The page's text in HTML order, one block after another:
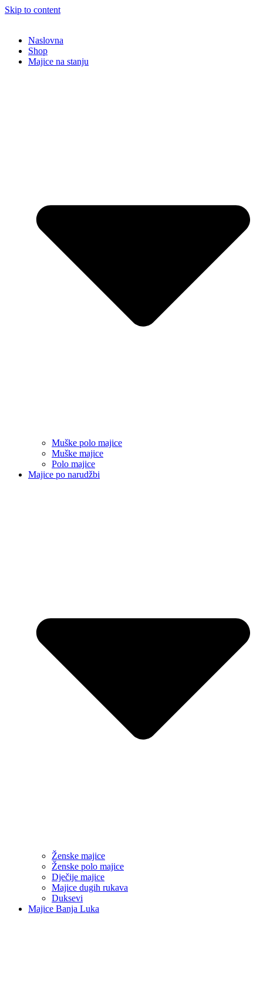
Skip to content
Naslovna
Shop
Majice na stanju
Muške polo majice
Muške majice
Polo majice
Majice po narudžbi
Ženske majice
Ženske polo majice
Dječije majice
Majice dugih rukava
Duksevi
Majice Banja Luka